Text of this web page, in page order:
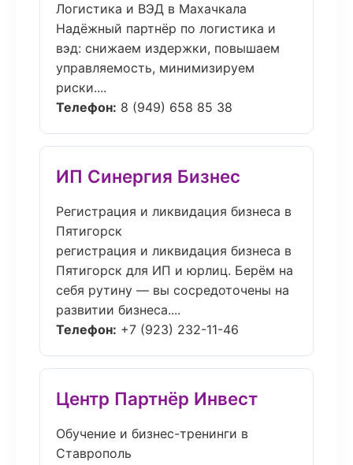
Логистика и ВЭД в Махачкала
Надёжный партнёр по логистика и
вэд: снижаем издержки, повышаем
управляемость, минимизируем
риски....
Телефон: 8 (949) 658 85 38
ИП Синергия Бизнес
Регистрация и ликвидация бизнеса в
Пятигорск
регистрация и ликвидация бизнеса в
Пятигорск для ИП и юрлиц. Берём на
себя рутину — вы сосредоточены на
развитии бизнеса....
Телефон: +7 (923) 232-11-46
Центр Партнёр Инвест
Обучение и бизнес-тренинги в
Ставрополь